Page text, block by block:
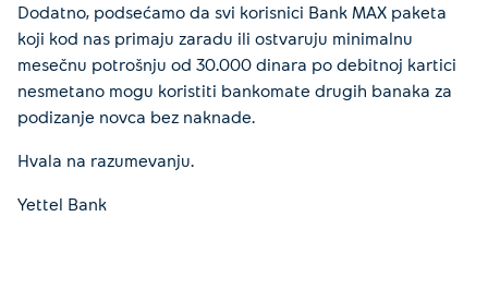
Dodatno, podsećamo da svi korisnici Bank MAX paketa
koji kod nas primaju zaradu ili ostvaruju minimalnu
mesečnu potrošnju od 30.000 dinara po debitnoj kartici
nesmetano mogu koristiti bankomate drugih banaka za
podizanje novca bez naknade.
Hvala na razumevanju.
Yettel Bank